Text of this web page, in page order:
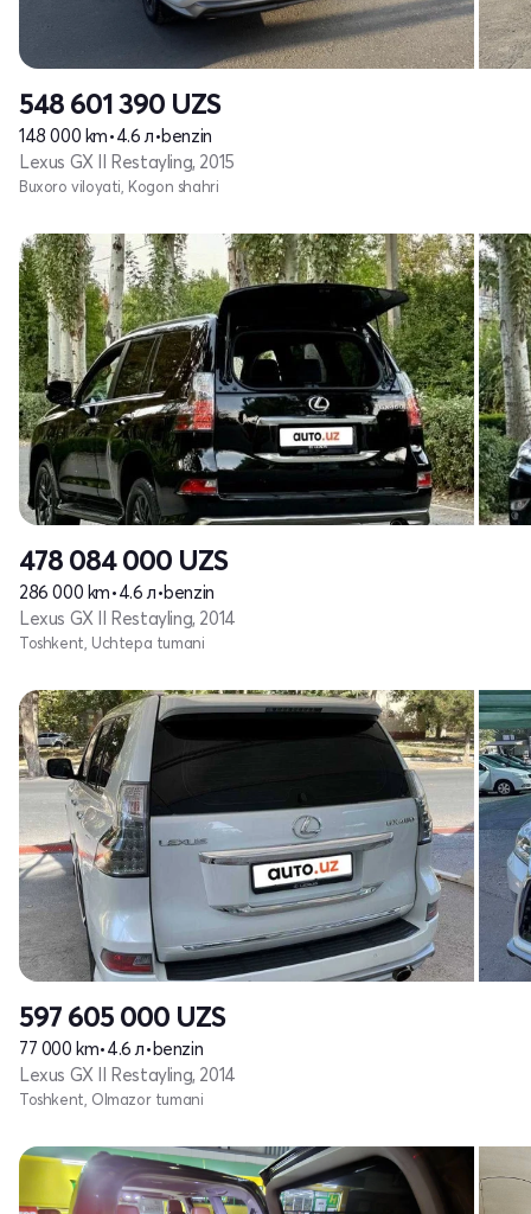
548 601 390 UZS
148 000 km•4.6 л•benzin
Lexus GX II Restayling, 2015
Buxoro viloyati, Kogon shahri
478 084 000 UZS
286 000 km•4.6 л•benzin
Lexus GX II Restayling, 2014
Toshkent, Uchtepa tumani
597 605 000 UZS
77 000 km•4.6 л•benzin
Lexus GX II Restayling, 2014
Toshkent, Olmazor tumani